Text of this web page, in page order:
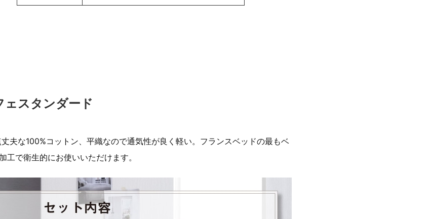
スタンダード
夫な100%コットン、平織なので通気性が良く軽い。フランスベッドの最もベ
で衛生的にお使いいただけます。